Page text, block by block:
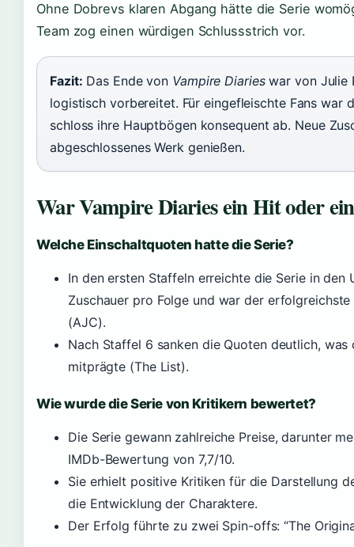
Ohne Dobrevs klaren Abgang hätte die Serie
Team zog einen würdigen Schlussstrich vor.
Fazit: Das Ende von Vampire Diarieswar von Julie
logistisch vorbereitet. Für eingefleischte Fans war
schloss ihre Hauptbögen konsequent ab. Neue
abgeschlossenes Werk genießen.
War Vampire Diaries ein Hit oder
Welche Einschaltquoten hatte die Serie?
In den ersten Staffeln erreichte die Serie in den
Zuschauer pro Folge und war der
(AJC).
Nach Staffel 6 sanken die Quoten deutlich, was
mitprägte (The List).
Wie wurde die Serie von Kritikern bewertet?
Die Serie gewann zahlreiche Preise, darunter
IMDb-Bewertung von 7,7/10.
Sie erhielt positive Kritiken für die Darstellung
die Entwicklung der Charaktere.
Der Erfolg führte zu zwei Spin-offs: “The